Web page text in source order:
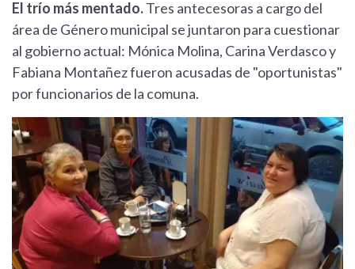
El trío más mentado.Tres antecesoras a cargo del
área de Género municipal se juntaron para cuestionar
al gobierno actual: Mónica Molina, Carina Verdasco y
Fabiana Montañez fueron acusadas de "oportunistas"
por funcionarios de la comuna.